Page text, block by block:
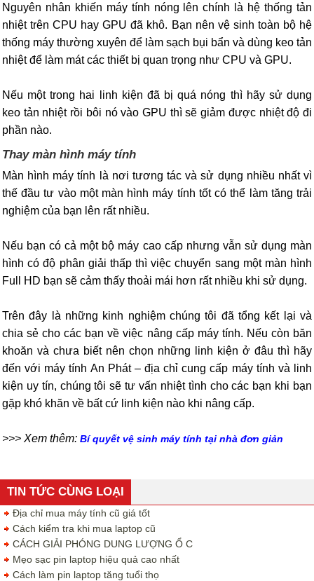
Nguyên nhân khiến máy tính nóng lên chính là hệ thống tản
nhiệt trên CPU hay GPU đã khô. Bạn nên vệ sinh toàn bộ hệ
thống máy thường xuyên để làm sạch bụi bẩn và dùng keo tản
nhiệt để làm mát các thiết bị quan trọng như CPU và GPU.
Nếu một trong hai linh kiện đã bị quá nóng thì hãy sử dụng
keo tản nhiệt rồi bôi nó vào GPU thì sẽ giảm được nhiệt độ đi
phần nào.
Thay màn hình máy tính
Màn hình máy tính là nơi tương tác và sử dụng nhiều nhất vì
thế đầu tư vào một màn hình máy tính tốt có thể làm tăng trải
nghiệm của bạn lên rất nhiều.
Nếu bạn có cả một bộ máy cao cấp nhưng vẫn sử dụng màn
hình có độ phân giải thấp thì việc chuyển sang một màn hình
Full HD bạn sẽ cảm thấy thoải mái hơn rất nhiều khi sử dụng.
Trên đây là những kinh nghiệm chúng tôi đã tổng kết lại và
chia sẻ cho các bạn về việc nâng cấp máy tính. Nếu còn băn
khoăn và chưa biết nên chọn những linh kiện ở đâu thì hãy
đến với máy tính An Phát – địa chỉ cung cấp máy tính và linh
kiện uy tín, chúng tôi sẽ tư vấn nhiệt tình cho các bạn khi bạn
gặp khó khăn về bất cứ linh kiện nào khi nâng cấp.
>>> Xem thêm: Bí quyết vệ sinh máy tính tại nhà đơn giản
TIN TỨC CÙNG LOẠI
Địa chỉ mua máy tính cũ giá tốt
Cách kiểm tra khi mua laptop cũ
CÁCH GIẢI PHÓNG DUNG LƯỢNG Ổ C
Mẹo sạc pin laptop hiệu quả cao nhất
Cách làm pin laptop tăng tuổi thọ